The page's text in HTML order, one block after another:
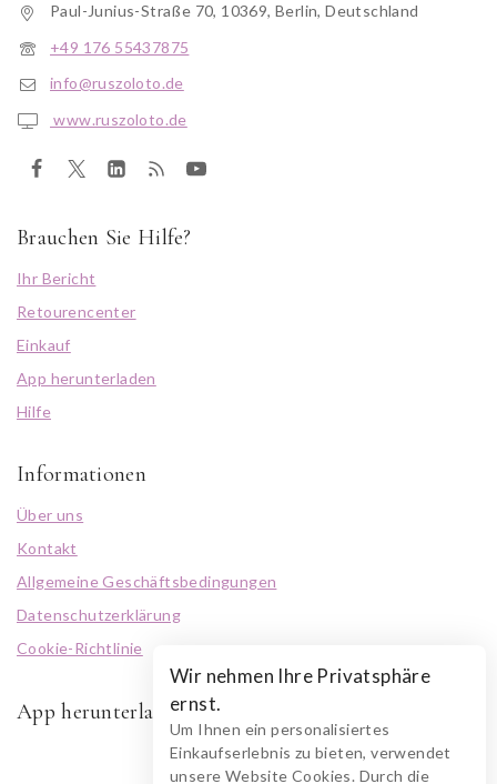
Paul-Junius-Straße 70, 10369, Berlin, Deutschland
+49 176 55437875
info@ruszoloto.de
www.ruszoloto.de
Brauchen Sie Hilfe?
Ihr Bericht
Retourencenter
Einkauf
App herunterladen
Hilfe
Informationen
Über uns
Kontakt
Allgemeine Geschäftsbedingungen
Datenschutzerklärung
Cookie-Richtlinie
App herunterladen
Wir nehmen Ihre Privatsphäre
ernst.
Um Ihnen ein personalisiertes
Einkaufserlebnis zu bieten, verwendet
unsere Website Cookies. Durch die